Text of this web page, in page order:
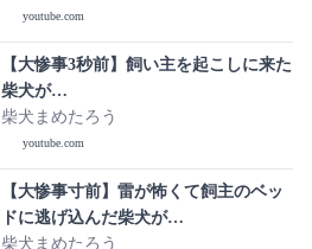
youtube.com
【大惨事3秒前】飼い主を起こしに来た
柴犬が…
柴犬まめたろう
youtube.com
【大惨事寸前】雷が怖くて飼主のベッ
ドに逃げ込んだ柴犬が…
柴犬まめたろう